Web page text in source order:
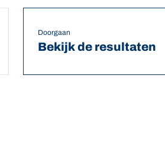
Doorgaan
Bekijk de resultaten